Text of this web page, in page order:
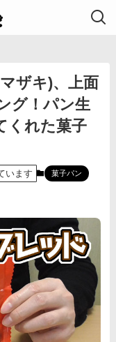
ザキ)、上面
グ！パン生
くれた菓子
います 菓子パン